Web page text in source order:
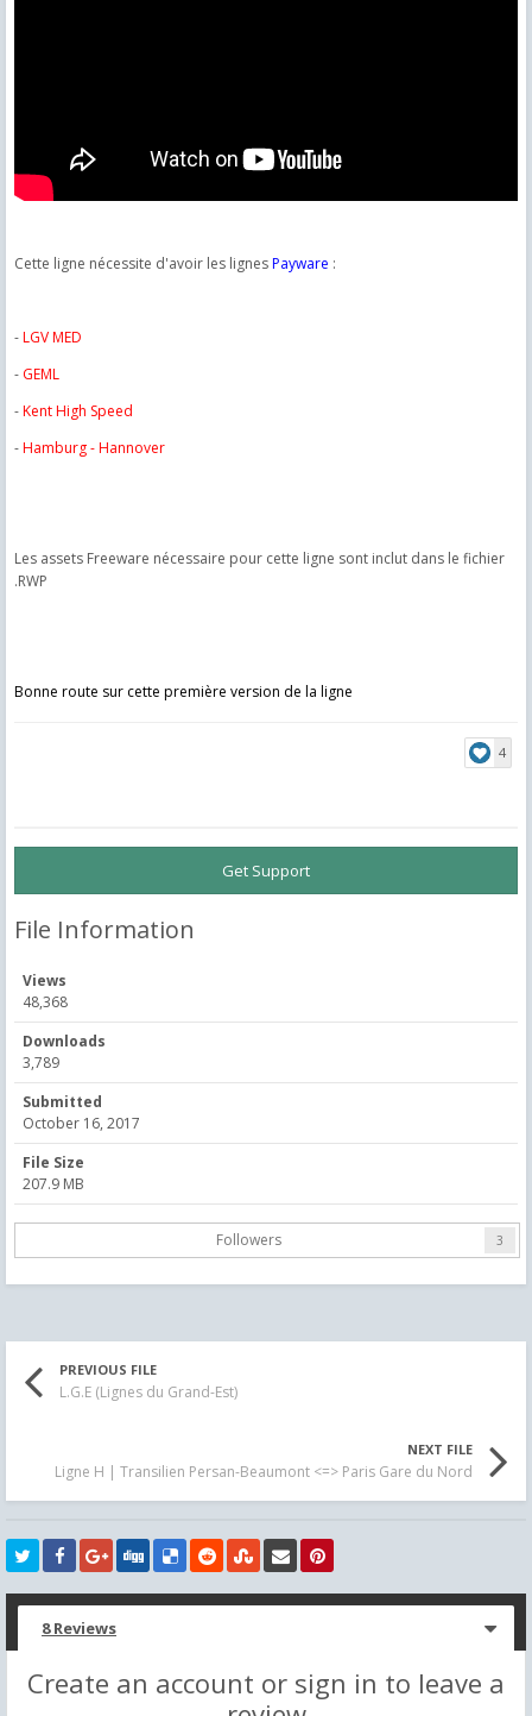
Cette ligne nécessite d'avoir les lignesPayware :
-LGV MED
- GEML
-Kent High Speed
-Hamburg - Hannover
Les assets Freeware nécessaire pour cette ligne sont inclut dans le fichier
.RWP
Bonne route sur cette première version de la ligne
4
Get Support
File Information
Views
48,368
Downloads
3,789
Submitted
October 16, 2017
File Size
207.9 MB
Followers 3
PREVIOUS FILE
L.G.E (Lignes du Grand-Est)
NEXT FILE
Ligne H | Transilien Persan-Beaumont <=> Paris Gare du Nord
8 Reviews
Create an account or sign in to leave a